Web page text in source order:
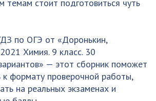
темам стоит подготовиться чуть
по ОГЭ от «Доронькин,
Химия. 9 класс. 30
— этот сборник поможет
к формату проверочной работы,
на реальных экзаменах и